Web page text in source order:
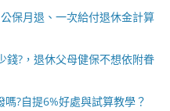
保月退、一次給付退休金計算
錢?，退休父母健保不想依附眷
?自提6%好處與試算教學？